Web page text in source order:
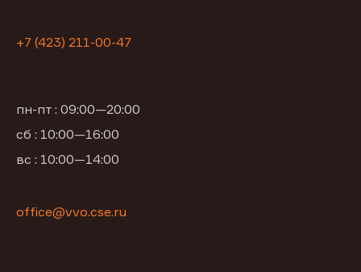
+7 (423) 211-00-47
пн-пт : 09:00—20:00
сб : 10:00—16:00
вс : 10:00—14:00
office@vvo.cse.ru